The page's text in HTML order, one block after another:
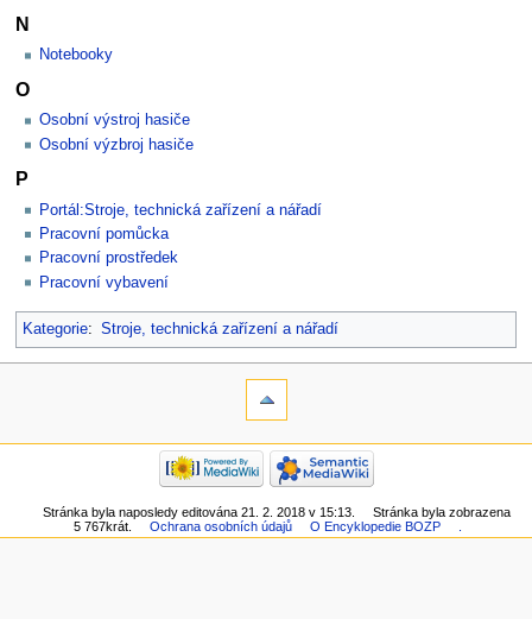
N
Notebooky
O
Osobní výstroj hasiče
Osobní výzbroj hasiče
P
Portál:Stroje, technická zařízení a nářadí
Pracovní pomůcka
Pracovní prostředek
Pracovní vybavení
Kategorie: Stroje, technická zařízení a nářadí
Stránka byla naposledy editována 21. 2. 2018 v 15:13.
Stránka byla zobrazena
5 767krát.
Ochrana osobních údajů O Encyklopedie BOZP